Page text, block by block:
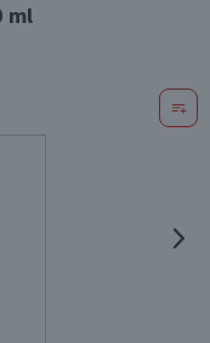
ml